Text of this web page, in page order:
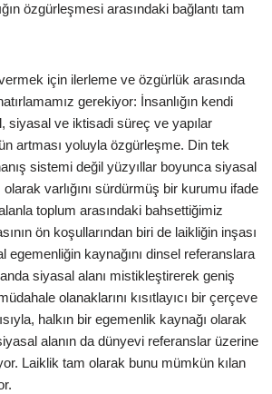
özgürleşmesi arasındaki bağlantı tam
vermek için ilerleme ve özgürlük arasında
gerekiyor: İnsanlığın kendi
siyasal ve iktisadi süreç ve yapılar
artması yoluyla özgürleşme. Din tek
sistemi değil yüzyıllar boyunca siyasal
varlığını sürdürmüş bir kurumu ifade
toplum arasındaki bahsettiğimiz
ön koşullarından biri de laikliğin inşası
egemenliğin kaynağını dinsel referanslara
siyasal alanı mistikleştirerek geniş
olanaklarını kısıtlayıcı bir çerçeve
halkın bir egemenlik kaynağı olarak
alanın da dünyevi referanslar üzerine
Laiklik tam olarak bunu mümkün kılan